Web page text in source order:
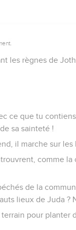
les règnes de
ce que tu
sa sainteté !
il marche sur les
comme
de la
lieux de Juda ?
pour planter